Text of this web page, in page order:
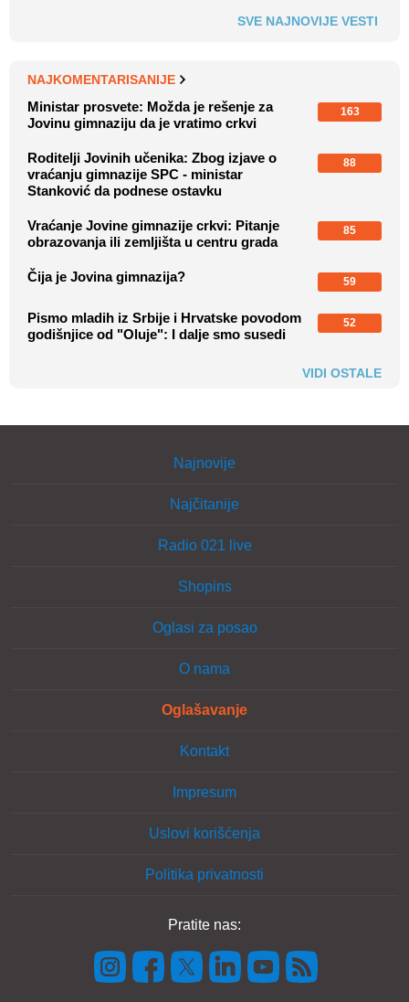
SVE NAJNOVIJE VESTI
NAJKOMENTARISANIJE
Ministar prosvete: Možda je rešenje za
Jovinu gimnaziju da je vratimo crkvi
163
Roditelji Jovinih učenika: Zbog izjave o
vraćanju gimnazije SPC - ministar
Stanković da podnese ostavku
88
Vraćanje Jovine gimnazije crkvi: Pitanje
obrazovanja ili zemljišta u centru grada
85
Čija je Jovina gimnazija? 59
Pismo mladih iz Srbije i Hrvatske povodom
godišnjice od "Oluje": I dalje smo susedi
52
VIDI OSTALE
Najnovije
Najčitanije
Radio 021 live
Shopins
Oglasi za posao
O nama
Oglašavanje
Kontakt
Impresum
Uslovi korišćenja
Politika privatnosti
Pratite nas: